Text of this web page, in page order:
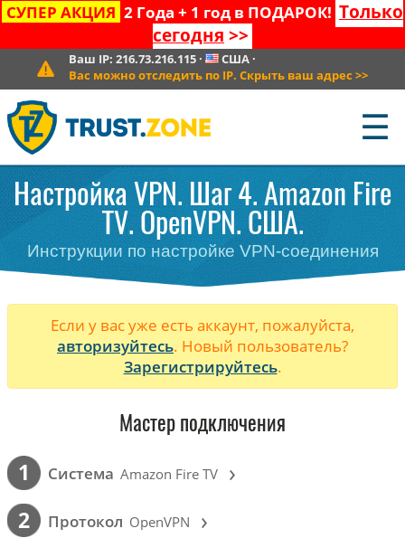
СУПЕР АКЦИЯ 2 Года + 1 год в ПОДАРОК! Только
сегодня >>
Ваш IP: 216.73.216.115· США·
Вас можно отследить по IP. Скрыть ваш адрес >>
☰
Настройка VPN. Шаг 4. Amazon Fire
TV. OpenVPN. США.
Инструкции по настройке VPN-соединения
Если у вас уже есть аккаунт, пожалуйста,
авторизуйтесь. Новый пользователь?
Зарегистрируйтесь.
Мастер подключения
1 Cистема Amazon Fire TV ›
2 Протокол OpenVPN ›